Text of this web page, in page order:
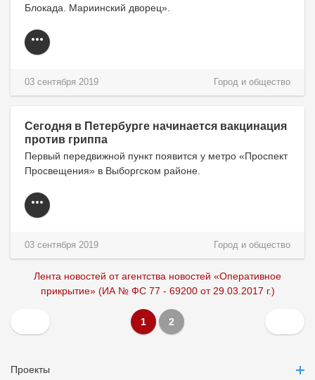
Блокада. Мариинский дворец».
Город и общество
03 сентября 2019
Сегодня в Петербурге начинается вакцинация
против гриппа
Первый передвижной пункт появится у метро «Проспект
Просвещения» в Выборгском районе.
Город и общество
03 сентября 2019
Лента новостей от агентства новостей «Оперативное
прикрытие» (ИА № ФС 77 - 69200 от 29.03.2017 г.)
1 2
Проекты